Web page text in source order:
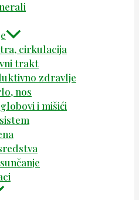
cirkulacija
trakt
zdravlje
nos
i mišići